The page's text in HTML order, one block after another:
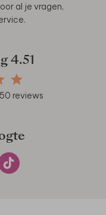
al je vragen,
.
4.51
reviews